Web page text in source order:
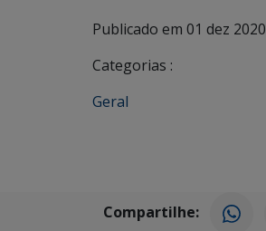
Publicado em 01 dez 2020
Categorias :
Geral
Compartilhe: